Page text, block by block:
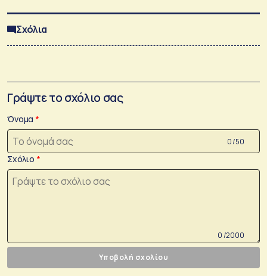
Σχόλια
Γράψτε το σχόλιο σας
Όνομα
0 /50
Σχόλιο
0 /2000
Υποβολή σχολίου